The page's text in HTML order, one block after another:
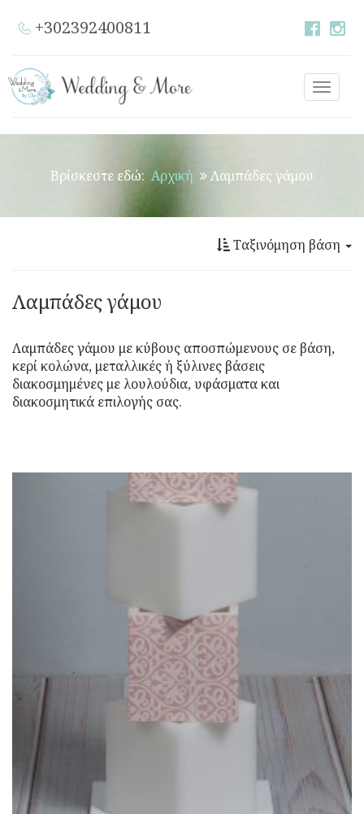
+302392400811
Toggle
Βρίσκεστε εδώ: Αρχική Λαμπάδες γάμου
Ταξινόμηση βάση
Λαμπάδες γάμου
Λαμπάδες γάμου με κύβους αποσπώμενους σε βάση,
κερί κολώνα, μεταλλικές ή ξύλινες βάσεις
διακοσμημένες με λουλούδια, υφάσματα και
διακοσμητικά επιλογής σας.